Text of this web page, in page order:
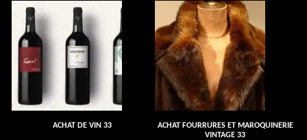
ACHAT DE VIN 33
ACHAT FOURRURES ET MAROQUINERIE
VINTAGE 33